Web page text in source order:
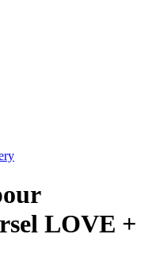
LOVE +